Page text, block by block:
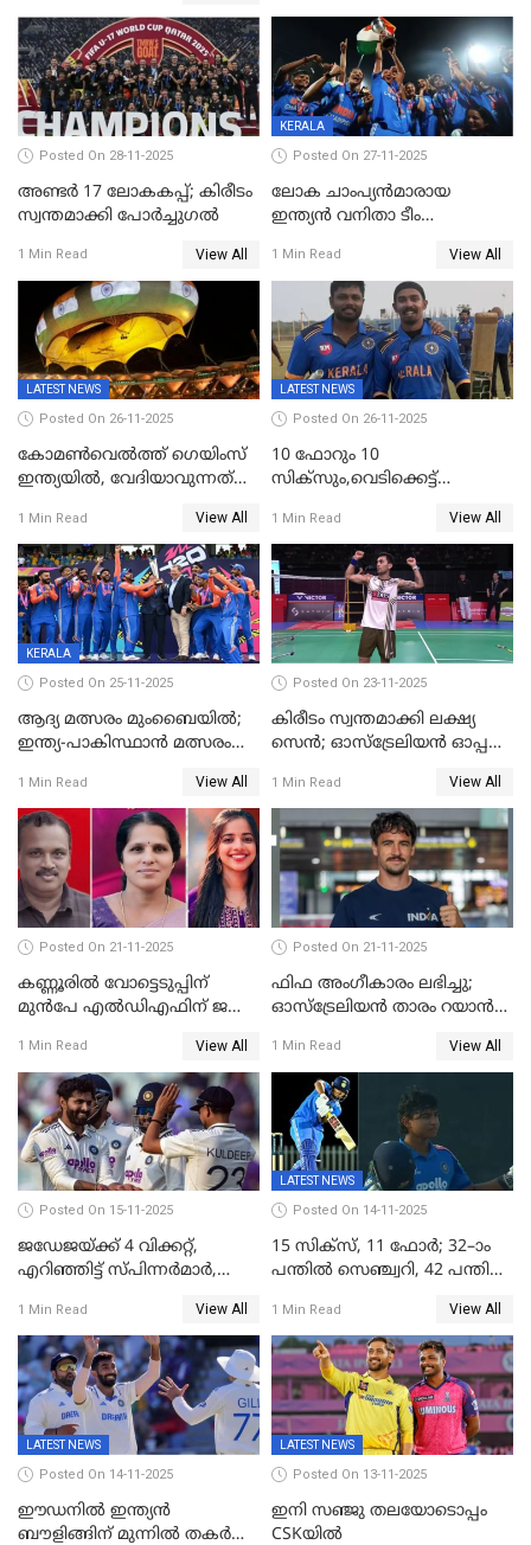
Posted On 28-11-2025
അണ്ടര്‍ 17 ലോകകപ്പ്; കിരീടം
സ്വന്തമാക്കി പോര്‍ച്ചുഗല്‍
1 Min Read View All
KERALA
Posted On 27-11-2025
ലോക ചാംപ്യൻമാരായ
ഇന്ത്യൻ വനിതാ ടീം
മത്സരങ്ങൾ ​ഗ്രീൻഫീൽഡിൽ
1 Min Read View All
LATEST NEWS
Posted On 26-11-2025
കോമൺവെൽത്ത് ഗെയിംസ്
ഇന്ത്യയിൽ, വേദിയാവുന്നത്
1 Min Read View All
LATEST NEWS
Posted On 26-11-2025
10 ഫോറും 10
സിക്‌സും,വെടിക്കെട്ട്
അര്‍ധ സെഞ്ചുറിയുമായി
സഞ്ജു; ഒഡിഷയെ 10
വിക്കറ്റിന് തകര്‍ത്ത് കേരളം
1 Min Read View All
KERALA
Posted On 25-11-2025
ആദ്യ മത്സരം മുംബൈയിൽ;
ഇന്ത്യ-പാകിസ്ഥാൻ മത്സരം
ലോകകപ്പിന്‍റെ മത്സരക്രമം
പ്രഖ്യാപിച്ചു
1 Min Read View All
Posted On 23-11-2025
കിരീടം സ്വന്തമാക്കി ലക്ഷ്യ
സെന്‍; ഓസ്ട്രേലിയന്‍ ഓപ്പണ്‍
1 Min Read View All
Posted On 21-11-2025
കണ്ണൂരിൽ വോട്ടെടുപ്പിന്
മുൻപേ എൽഡിഎഫിന് ജയം;
സ്ഥാനാർഥികളില്ല
1 Min Read View All
Posted On 21-11-2025
ഫിഫ അംഗീകാരം ലഭിച്ചു;
ഓസ്‌ട്രേലിയന്‍ താരം റയാന്‍
നീലക്കുപ്പായത്തില്‍ കളിക്കാം
1 Min Read View All
Posted On 15-11-2025
ജഡേജയ്ക്ക് 4 വിക്കറ്റ്,
എറിഞ്ഞിട്ട് സ്പിന്നർമാർ,
പ്രോട്ടീസ്
1 Min Read View All
LATEST NEWS
Posted On 14-11-2025
15 സിക്സ്, 11 ഫോർ; 32–ാം
പന്തിൽ സെഞ്ച്വറി, 42 പന്തിൽ
1 Min Read View All
LATEST NEWS
Posted On 14-11-2025
ഈഡനിൽ ഇന്ത്യൻ
ബൗളിങ്ങിന് മുന്നിൽ തകർന്ന്
LATEST NEWS
Posted On 13-11-2025
ഇനി സഞ്ജു തലയോടൊപ്പം
CSKയിൽ